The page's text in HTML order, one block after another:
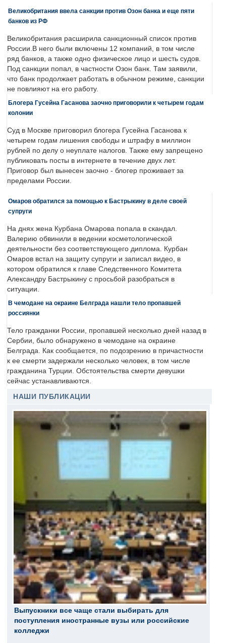
Великобритания ввела санкции против Озон банка и еще пяти
банков из РФ
Великобритания расширила санкционный список против
России.В него были включены 12 компаний, в том числе
ряд банков, а также одно физическое лицо и шесть судов.
Под санкции попал, в частности Озон банк. Там заявили,
что банк продолжает работать в обычном режиме, санкции
не повлияют на его работу.
Блогера Гусейна Гасанова заочно приговорили к четырем годам
колонии
Суд в Москве приговорил блогера Гусейна Гасанова к
четырем годам лишения свободы и штрафу в миллион
рублей по делу о неуплате налогов. Также ему запрещено
публиковать посты в интернете в течение двух лет.
Приговор был вынесен заочно - блогер проживает за
пределами России.
Омаров обратился за помощью к Бастрыкину в деле своей
супруги
На днях жена Курбана Омарова попала в скандал.
Валерию обвинили в ведении косметологической
деятельности без соответствующего диплома. Курбан
Омаров встал на защиту супруги и записал видео, в
котором обратился к главе Следственного Комитета
Александру Бастрыкину с просьбой разобраться в
ситуации.
В чемодане на окраине Белграда нашли тело пропавшей
россиянки
Тело гражданки России, пропавшей несколько дней назад в
Сербии, было обнаружено в чемодане на окраине
Белграда. Как сообщается, по подозрению в причастности
к ее смерти задержали несколько человек, в том числе
гражданина Турции. Обстоятельства смерти девушки
сейчас устанавливаются.
НАШИ ПУБЛИКАЦИИ
Выпускники все чаще стали выбирать для
поступления иностранные вузы или российские
колледжи